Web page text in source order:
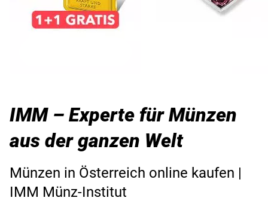
IMM – Experte für Münzen
aus der ganzen Welt
Münzen in Österreich online kaufen |
IMM Münz-Institut